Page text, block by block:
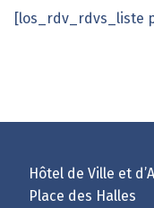
[los_rdv_rdvs_liste
Hôtel de Ville et
Place des Halles